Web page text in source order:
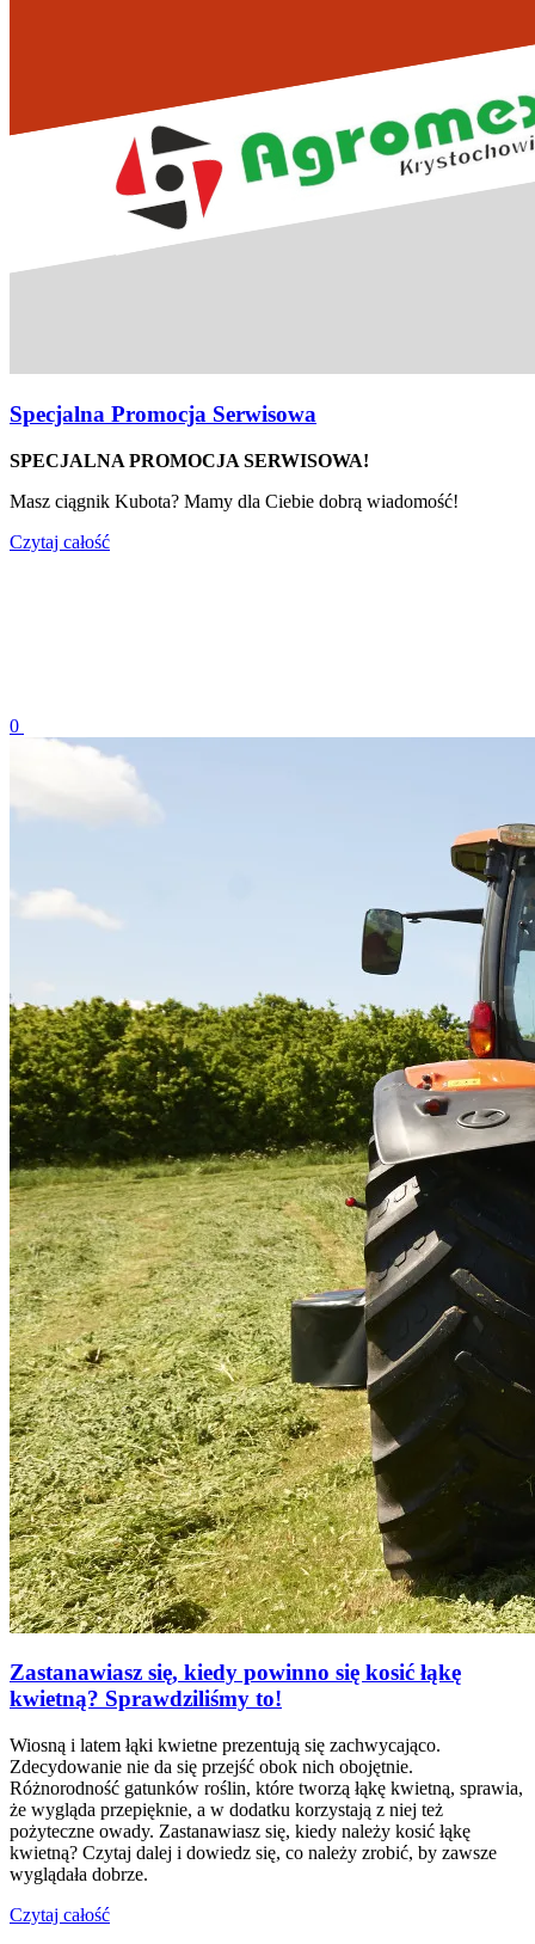
Specjalna Promocja Serwisowa
SPECJALNA PROMOCJA SERWISOWA!
Masz ciągnik Kubota? Mamy dla Ciebie dobrą wiadomość!
Czytaj całość
0
Zastanawiasz się, kiedy powinno się kosić łąkę
kwietną? Sprawdziliśmy to!
Wiosną i latem łąki kwietne prezentują się zachwycająco.
Zdecydowanie nie da się przejść obok nich obojętnie.
Różnorodność gatunków roślin, które tworzą łąkę kwietną, sprawia,
że wygląda przepięknie, a w dodatku korzystają z niej też
pożyteczne owady. Zastanawiasz się, kiedy należy kosić łąkę
kwietną? Czytaj dalej i dowiedz się, co należy zrobić, by zawsze
wyglądała dobrze.
Czytaj całość